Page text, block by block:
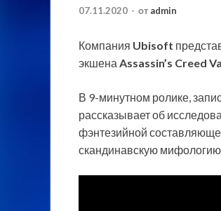
07.11.2020 - от admin
Компания Ubisoft
экшена Assassin’s Creed
В 9-минутном ролике,
рассказывает об
фэнтезийной
скандинавскую